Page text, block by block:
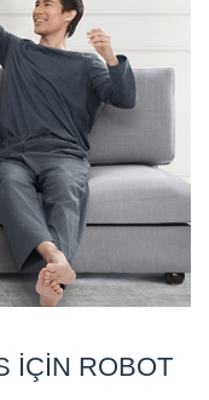
IÇIN ROBOT